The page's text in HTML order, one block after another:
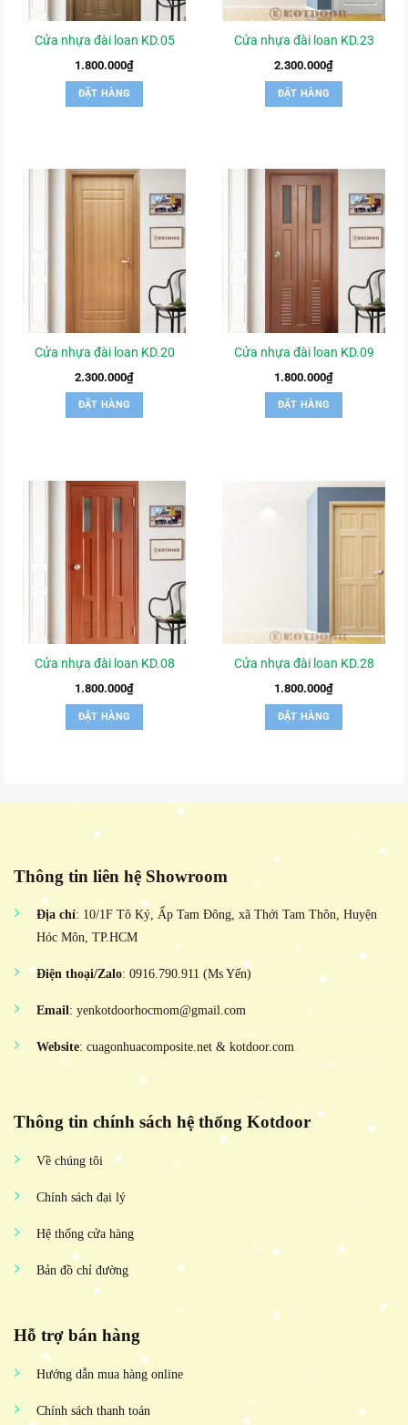
Cửa nhựa đài loan KD.05
1.800.000₫
ĐẶT HÀNG
Cửa nhựa đài loan KD.23
2.300.000₫
ĐẶT HÀNG
Cửa nhựa đài loan KD.20
2.300.000₫
ĐẶT HÀNG
Cửa nhựa đài loan KD.09
1.800.000₫
ĐẶT HÀNG
Cửa nhựa đài loan KD.08
1.800.000₫
ĐẶT HÀNG
Cửa nhựa đài loan KD.28
1.800.000₫
ĐẶT HÀNG
Thông tin liên hệ Showroom
Địa chỉ: 10/1F Tô Ký, Ấp Tam Đông, xã Thới Tam Thôn, Huyện
Hóc Môn, TP.HCM
Điện thoại/Zalo: 0916.790.911 (Ms Yến)
Email: yenkotdoorhocmom@gmail.com
Website: cuagonhuacomposite.net & kotdoor.com
Thông tin chính sách hệ thống Kotdoor
Về chúng tôi
Chính sách đại lý
Hệ thống cửa hàng
Bản đồ chỉ đường
Hỗ trợ bán hàng
Hướng dẫn mua hàng online
Chính sách thanh toán